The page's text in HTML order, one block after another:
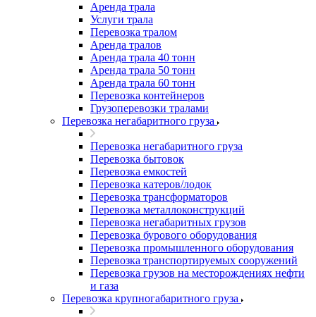
Аренда трала
Услуги трала
Перевозка тралом
Аренда тралов
Аренда трала 40 тонн
Аренда трала 50 тонн
Аренда трала 60 тонн
Перевозка контейнеров
Грузоперевозки тралами
Перевозка негабаритного груза
Перевозка негабаритного груза
Перевозка бытовок
Перевозка емкостей
Перевозка катеров/лодок
Перевозка трансформаторов
Перевозка металлоконструкций
Перевозка негабаритных грузов
Перевозка бурового оборудования
Перевозка промышленного оборудования
Перевозка транспортируемых сооружений
Перевозка грузов на месторождениях нефти
и газа
Перевозка крупногабаритного груза